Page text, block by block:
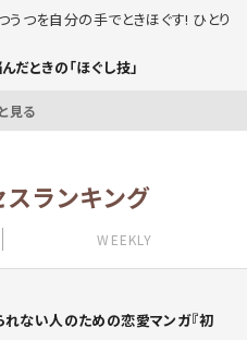
うつを自分の手でときほぐす! ひとり
ときの「ほぐし技」
見る
スランキング
WEEKLY
れない人のための恋愛マンガ『初